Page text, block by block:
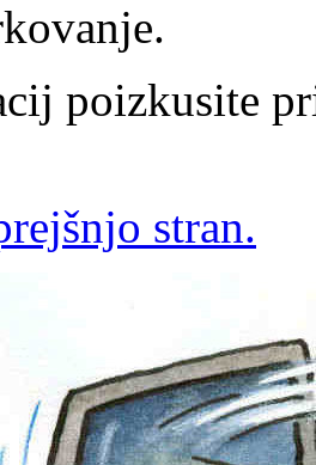
poizkusite
stran.